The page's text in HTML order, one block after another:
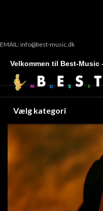
EMAIL: info@best-music.dk
Velkommen til Best-
Vælg kategori